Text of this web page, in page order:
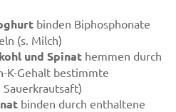
binden Biphosphonate
(s. Milch)
und Spinat hemmen durch
K-Gehalt bestimmte
binden durch enthaltene